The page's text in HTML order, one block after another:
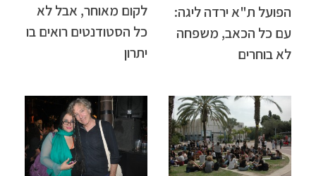
הפועל ת"א ירדה ליגה:
עם כל הכאב, משפחה
לא בוחרים
לקום מאוחר, אבל לא
כל הסטודנטים רואים בו
יתרון